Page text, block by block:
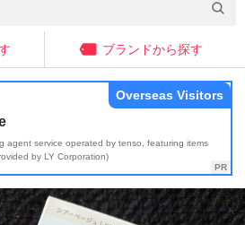
ブランドから探す
agent service operated by tenso, featuring items
by LY Corporation)
Overseas Visitors